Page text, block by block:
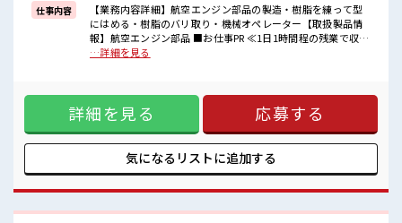
■職場の雰囲気
少人数でアットホームな雰囲気の職場！
休憩室完備でランチや休憩も充実しそう♪
高収入もバッチリ目指せますよ！
仕事内容
【業務内容詳細】航空エンジン部品の製造・樹脂を練って型
にはめる・樹脂のバリ取り・機械オペレーター【取扱製品情
報】航空エンジン部品 ■お仕事PR ≪1日1時間程の残業で収入
アップ≫ 残業は月20時間未満で、 ほどよく稼げます♪ ≪ラク
ンジするのは不安だけど、 しっかり働く環境が整っていま
す！ イチからスキルUP・ステップUP目指していきましょ
う！ ≪様々なお仕事をご提案≫ 一人で悩まず気軽に相談でき
る、 派遣のお仕事です！ ■職場の雰囲気 少人数でアットホー
ムな雰囲気の職場！ 休憩室完備でランチや休憩も充実しそう
♪ 持ち物が多いあなたにもぴったり☆ ロッカー付き職場♪ 高
…詳細を見る
詳細を見る 応募する
気になるリストに追加する